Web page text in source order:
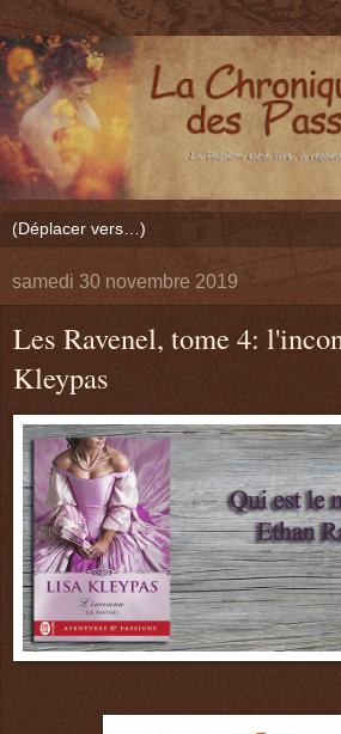
samedi 30 novembre 2019
Les Ravenel, tome 4:
Kleypas